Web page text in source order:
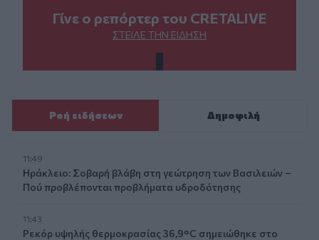
Γίνε ο ρεπόρτερ του CRETALIVE
ΣΤΕΊΛΕ ΤΗΝ ΕΊΔΗΣΗ
Ροή ειδήσεων Δημοφιλή
11:49
Ηράκλειο: Σοβαρή βλάβη στη γεώτρηση των Βασιλειών –
Πού προβλέπονται προβλήματα υδροδότησης
11:43
Ρεκόρ υψηλής θερμοκρασίας 36,9°C σημειώθηκε στο